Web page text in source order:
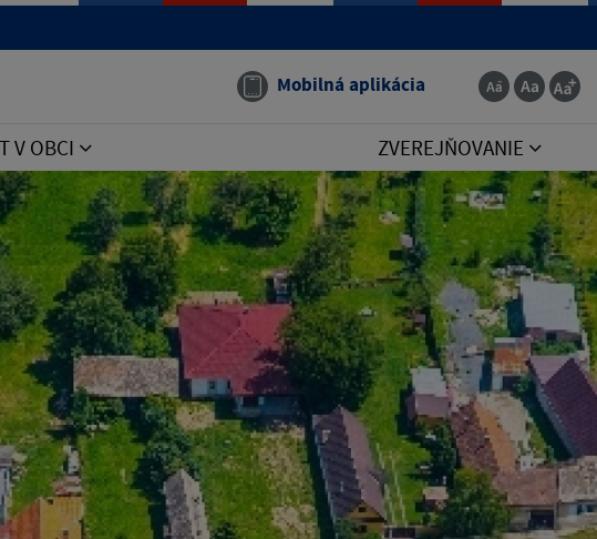
Mobilná aplikácia
V OBCI ZVEREJŇOVANIE